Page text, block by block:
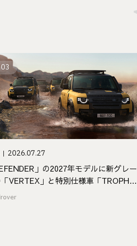
03
2026.07.27
」の2027年モデルに新グレー
「VERTEX」と特別仕様車「TROPHY
」が登場